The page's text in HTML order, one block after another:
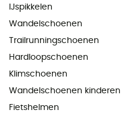
IJspikkelen
Wandelschoenen
Trailrunningschoenen
Hardloopschoenen
Klimschoenen
Wandelschoenen kinderen
Fietshelmen